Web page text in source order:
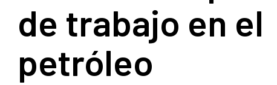
de trabajo en el
petróleo